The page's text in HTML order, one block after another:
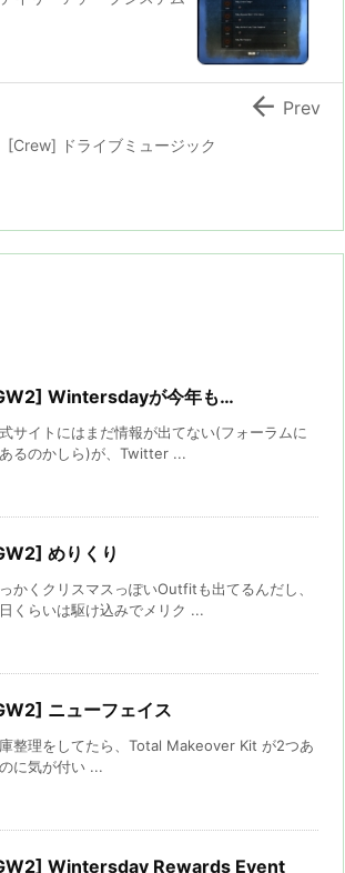
[Crew] ドライブミュージック
 Prev
Wintersdayが今年も…
サイトにはまだ情報が出てない(フォーラムに
るのかしら)が、Twitter ...
めりくり
かくクリスマスっぽいOutfitも出てるんだし、
くらいは駆け込みでメリク ...
ニューフェイス
整理をしてたら、Total Makeover Kit が2つあ
に気が付い ...
Wintersday Rewards Event